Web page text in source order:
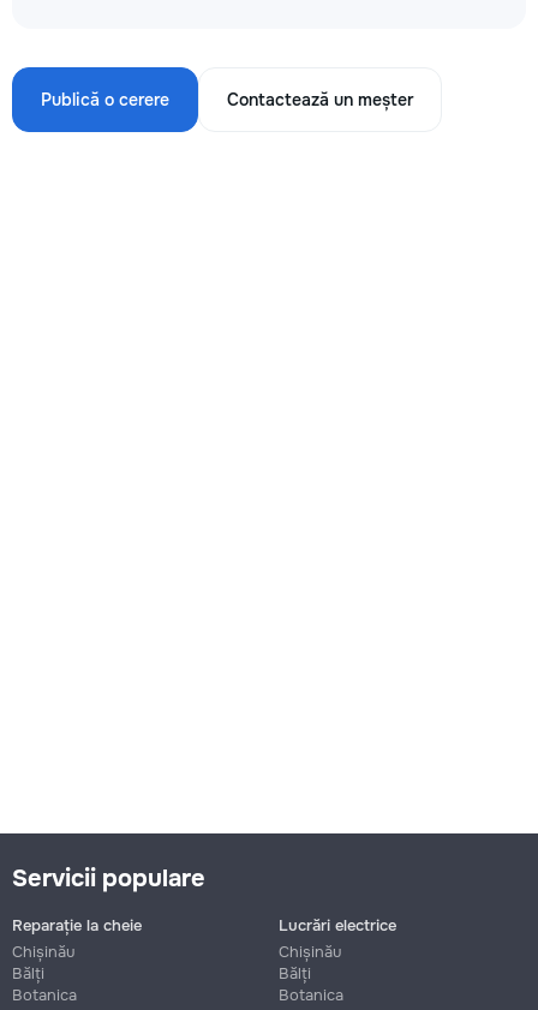
Publică o cerere Contactează un meșter
Servicii populare
Reparație la cheie
Chișinău
Bălți
Botanica
Lucrări electrice
Chișinău
Bălți
Botanica